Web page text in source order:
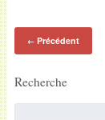
←Précédent
Recherche